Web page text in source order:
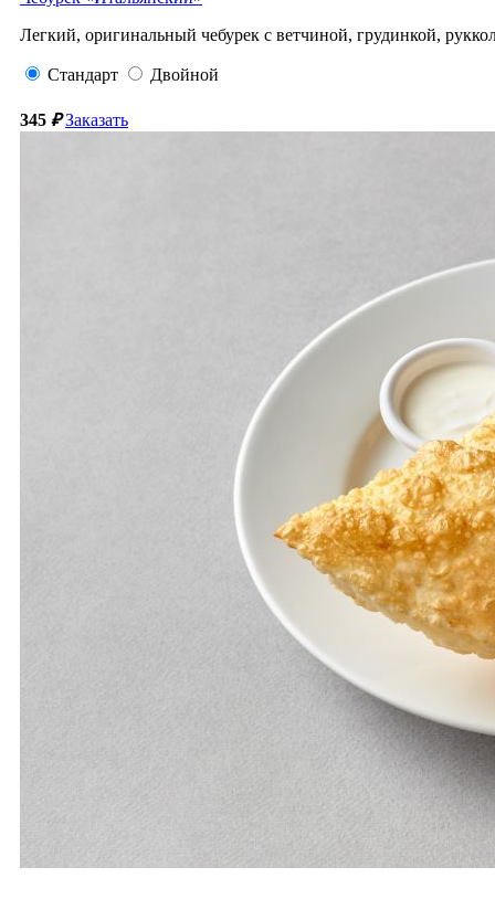
Легкий, оригинальный чебурек с ветчиной, грудинкой,
Стандарт Двойной
345 ₽ Заказать